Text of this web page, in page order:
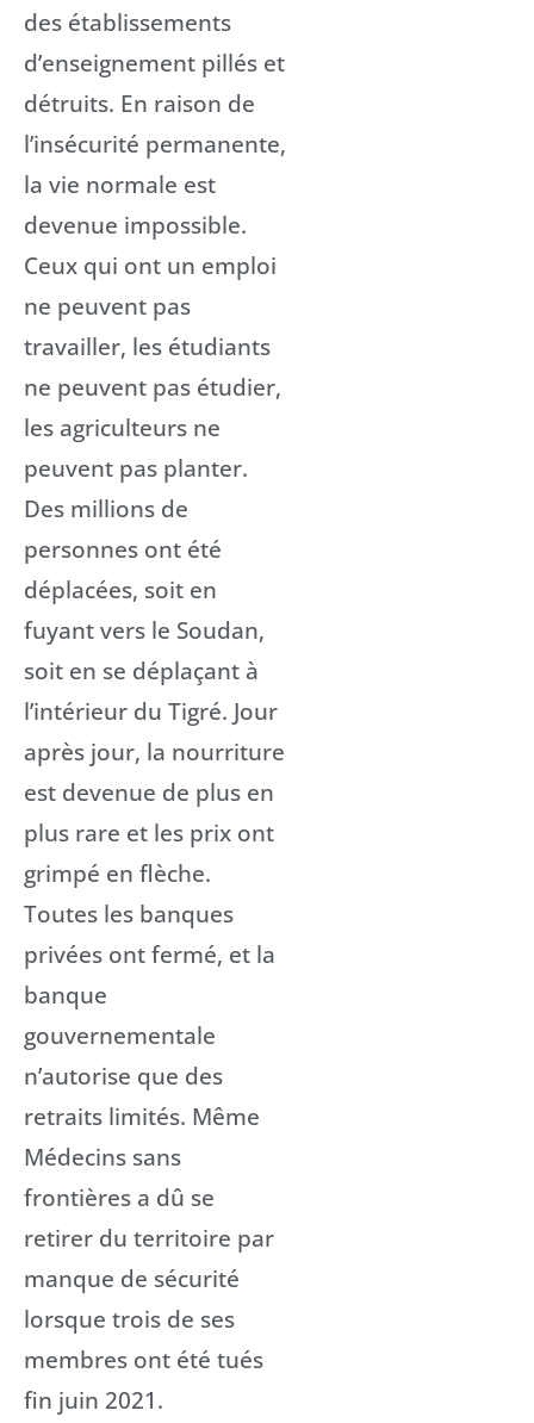
des établissements
d’enseignement pillés et
détruits. En raison de
l’insécurité permanente,
la vie normale est
devenue impossible.
Ceux qui ont un emploi
ne peuvent pas
travailler, les étudiants
ne peuvent pas étudier,
les agriculteurs ne
peuvent pas planter.
Des millions de
personnes ont été
déplacées, soit en
fuyant vers le Soudan,
soit en se déplaçant à
l’intérieur du Tigré. Jour
après jour, la nourriture
est devenue de plus en
plus rare et les prix ont
grimpé en flèche.
Toutes les banques
privées ont fermé, et la
banque
gouvernementale
n’autorise que des
retraits limités. Même
Médecins sans
frontières a dû se
retirer du territoire par
manque de sécurité
lorsque trois de ses
membres ont été tués
fin juin 2021.